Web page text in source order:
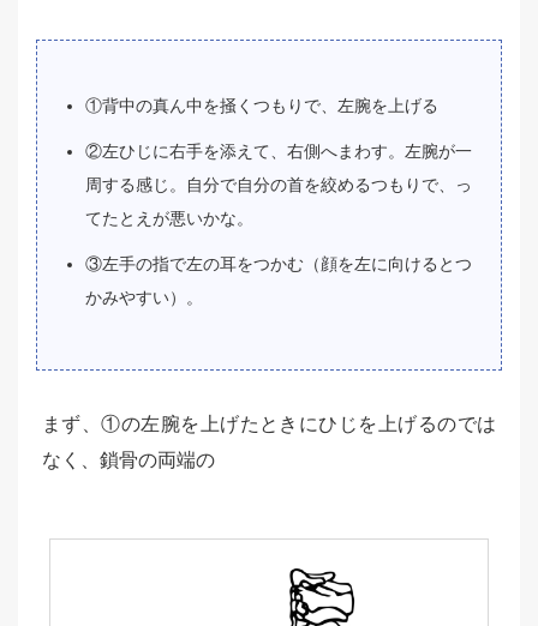
①背中の真ん中を掻くつもりで、左腕を上げる
②左ひじに右手を添えて、右側へまわす。左腕が一
周する感じ。自分で自分の首を絞めるつもりで、っ
てたとえが悪いかな。
③左手の指で左の耳をつかむ（顔を左に向けるとつ
かみやすい）。
まず、①の左腕を上げたときにひじを上げるのでは
なく、鎖骨の両端の